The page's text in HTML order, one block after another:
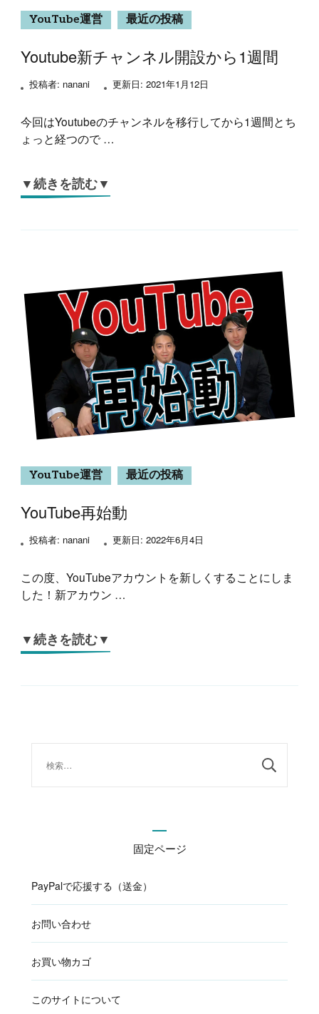
YouTube運営 最近の投稿
Youtube新チャンネル開設から1週間
投稿者: nanani 更新日: 2021年1月12日
今回はYoutubeのチャンネルを移行してから1週間とち
ょっと経つので …
▼続きを読む▼
YouTube運営 最近の投稿
YouTube再始動
投稿者: nanani 更新日: 2022年6月4日
この度、YouTubeアカウントを新しくすることにしま
した！新アカウン …
▼続きを読む▼
固定ページ
PayPalで応援する（送金）
お問い合わせ
お買い物カゴ
このサイトについて